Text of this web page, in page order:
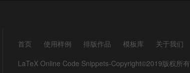
首页 使用样例 排版作品 模板库
关于我们
LaTeX Online Code Snippets-Copyright©2019版权所有